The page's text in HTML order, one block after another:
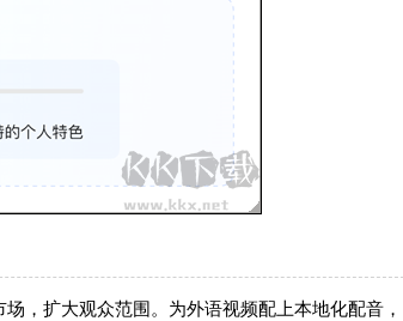
，扩大观众范围。为外语视频配上本地化配音，